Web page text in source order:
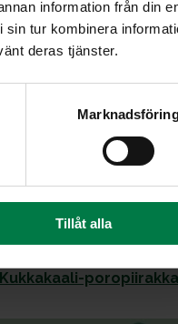
information från din
tur kombinera
deras tjänster.
Tillåt alla
Kukkakaali-poropiirakka